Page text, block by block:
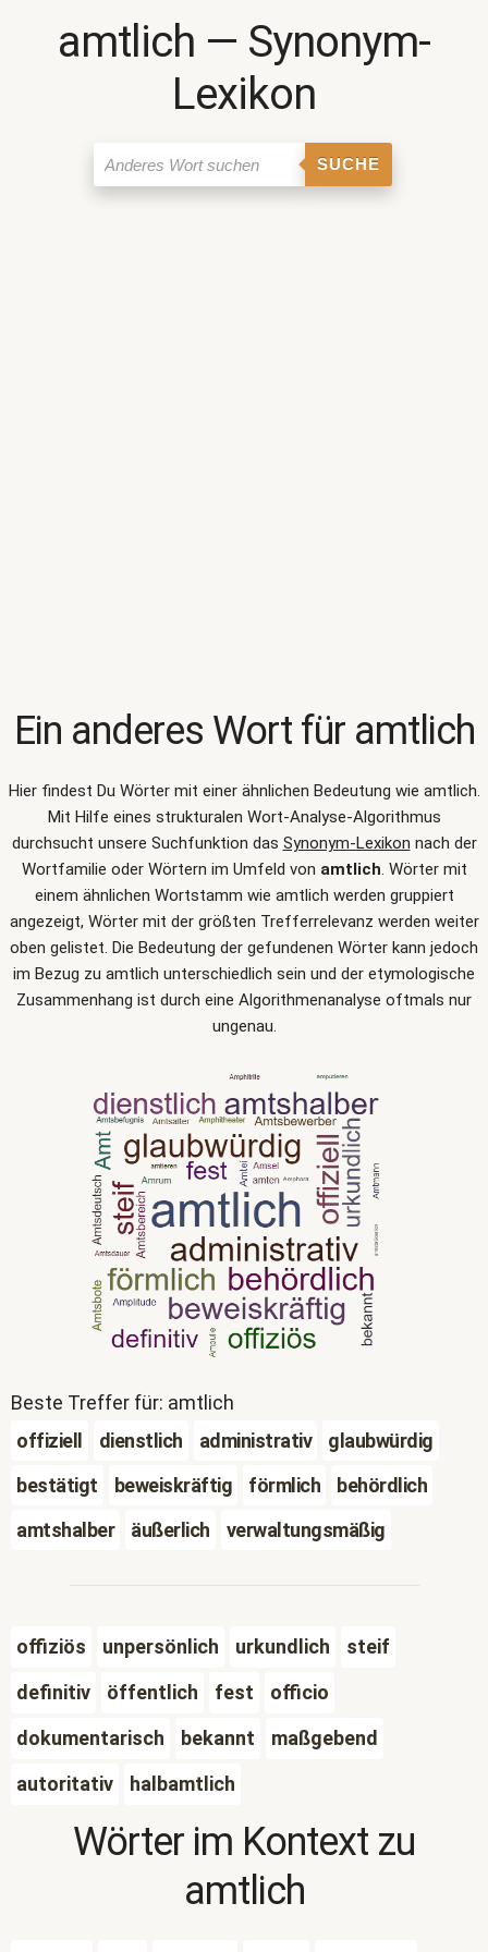
amtlich ― Synonym-
Lexikon
SUCHE
Ein anderes Wort für amtlich
Hier findest Du Wörter mit einer ähnlichen Bedeutung wie amtlich.
Mit Hilfe eines strukturalen Wort-Analyse-Algorithmus
durchsucht unsere Suchfunktion das Synonym-Lexikon nach der
Wortfamilie oder Wörtern im Umfeld von amtlich. Wörter mit
einem ähnlichen Wortstamm wie amtlich werden gruppiert
angezeigt, Wörter mit der größten Trefferrelevanz werden weiter
oben gelistet. Die Bedeutung der gefundenen Wörter kann jedoch
im Bezug zu amtlich unterschiedlich sein und der etymologische
Zusammenhang ist durch eine Algorithmenanalyse oftmals nur
ungenau.
Beste Treffer für: amtlich
offiziell
dienstlich administrativ
glaubwürdig
bestätigt
beweiskräftig förmlich
behördlich
amtshalber
äußerlich verwaltungsmäßig
offiziös unpersönlich urkundlich
steif
definitiv
öffentlich fest
officio
dokumentarisch
bekannt
maßgebend
autoritativ
halbamtlich
Wörter im Kontext zu
amtlich